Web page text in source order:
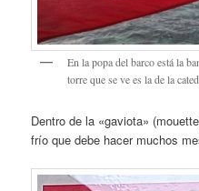
En la popa del barco está la
torre que se ve es la de la
Dentro de la «gaviota»
frío que debe hacer muchos